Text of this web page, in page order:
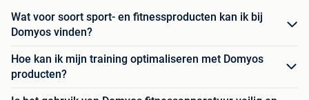
Wat voor soort sport- en fitnessproducten kan ik bij
Domyos vinden?
Hoe kan ik mijn training optimaliseren met Domyos
producten?